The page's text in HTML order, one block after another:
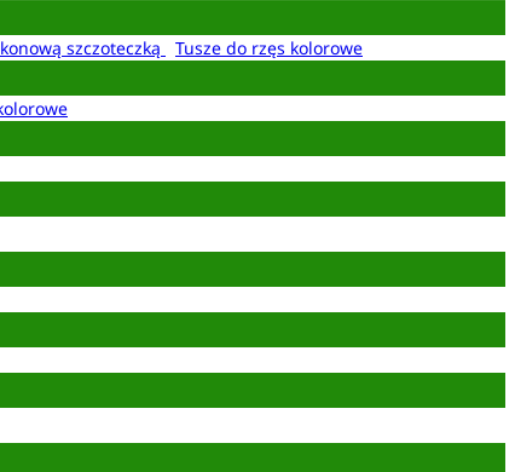
szczoteczką
Tusze do rzęs kolorowe